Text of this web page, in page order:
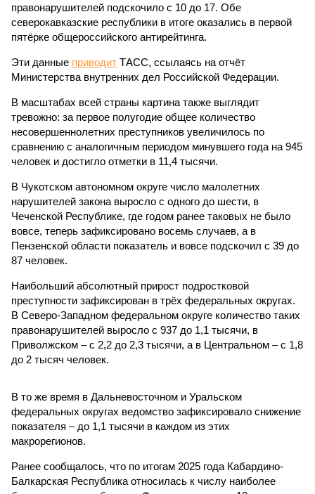
правонарушителей подскочило с 10 до 17. Обе
северокавказские республики в итоге оказались в первой
пятёрке общероссийского антирейтинга.
Эти данные приводит ТАСС, ссылаясь на отчёт
Министерства внутренних дел Российской Федерации.
В масштабах всей страны картина также выглядит
тревожно: за первое полугодие общее количество
несовершеннолетних преступников увеличилось по
сравнению с аналогичным периодом минувшего года на 945
человек и достигло отметки в 11,4 тысячи.
В Чукотском автономном округе число малолетних
нарушителей закона выросло с одного до шести, в
Чеченской Республике, где годом ранее таковых не было
вовсе, теперь зафиксировано восемь случаев, а в
Пензенской области показатель и вовсе подскочил с 39 до
87 человек.
Наибольший абсолютный прирост подростковой
преступности зафиксирован в трёх федеральных округах.
В Северо-Западном федеральном округе количество таких
правонарушителей выросло с 937 до 1,1 тысячи, в
Приволжском – с 2,2 до 2,3 тысячи, а в Центральном – с 1,8
до 2 тысяч человек.
В то же время в Дальневосточном и Уральском
федеральных округах ведомство зафиксировало снижение
показателя – до 1,1 тысячи в каждом из этих
макрорегионов.
Ранее сообщалось, что по итогам 2025 года Кабардино-
Балкарская Республика относилась к числу наиболее